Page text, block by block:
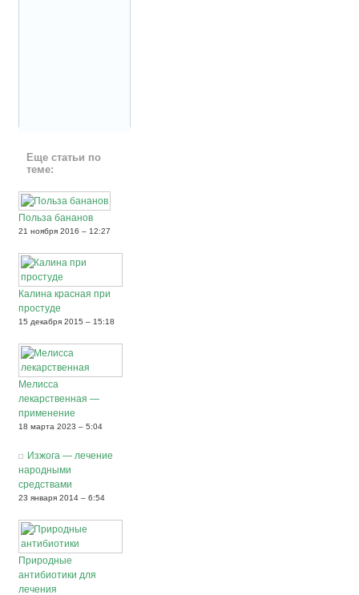
Еще статьи по
теме:
Польза бананов
21 ноября 2016 – 12:27
Калина красная при
простуде
15 декабря 2015 – 15:18
Мелисса
лекарственная —
применение
18 марта 2023 – 5:04
Изжога — лечение
народными
средствами
23 января 2014 – 6:54
Природные
антибиотики для
лечения